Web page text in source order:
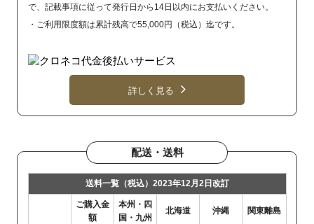
で、記載事項に従って発行日から14日以内にお支払いください。
・ご利用限度額は累計残高で55,000円（税込）迄です。
詳しく見る
配送・送料
送料一覧（税込）2023年12月2日改訂
ご購入金
額
本州・四
国・九州
北海道 沖縄 関東離島